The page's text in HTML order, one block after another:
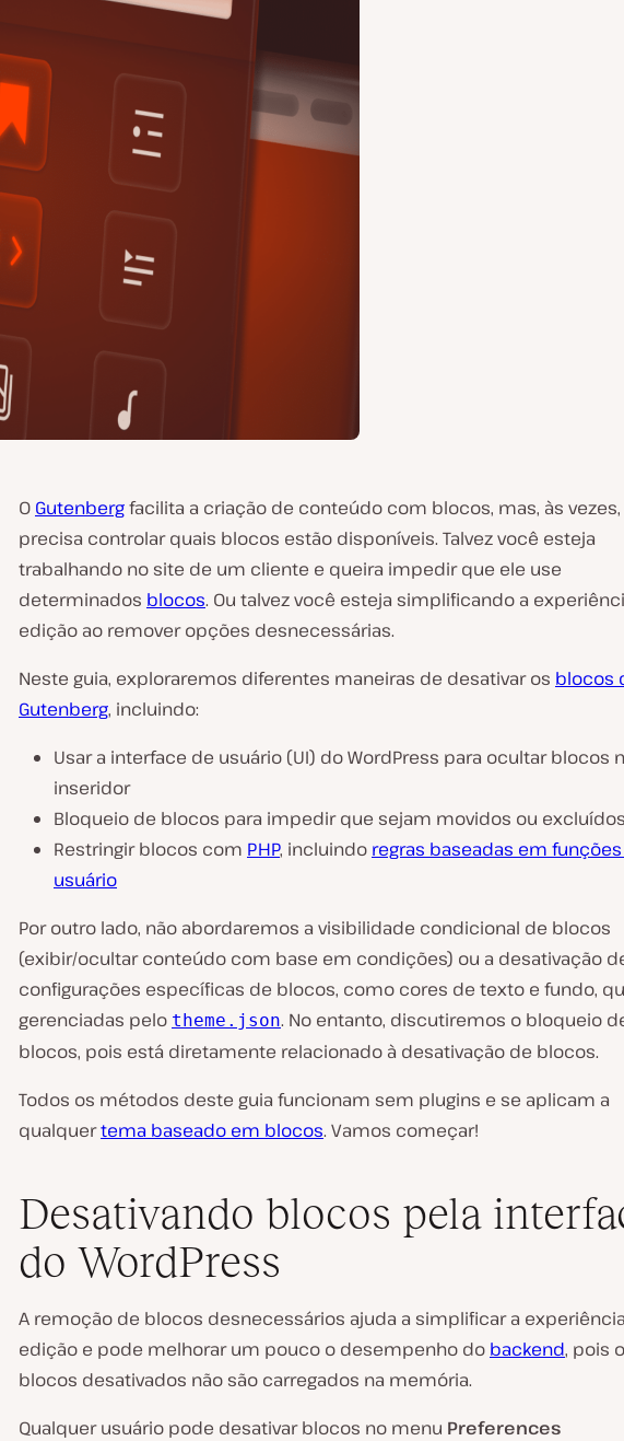
O Gutenbergfacilita a criação de conteúdo com blocos, mas, às
precisa controlar quais blocos estão disponíveis. Talvez você esteja
trabalhando no site de um cliente e queira impedir que ele use
determinados blocos. Ou talvez você esteja simplificando a
edição ao remover opções desnecessárias.
Neste guia, exploraremos diferentes maneiras de desativar os blocos
Gutenberg, incluindo:
Usar a interface de usuário (UI) do WordPress para ocultar blocos
inseridor
Bloqueio de blocos para impedir que sejam movidos ou excluídos
Restringir blocos com PHP, incluindo regras baseadas em
usuário
Por outro lado, não abordaremos a visibilidade condicional de blocos
(exibir/ocultar conteúdo com base em condições) ou a desativação
configurações específicas de blocos, como cores de texto e fundo,
gerenciadas pelo theme.json. No entanto, discutiremos o bloqueio
blocos, pois está diretamente relacionado à desativação de blocos.
Todos os métodos deste guia funcionam sem plugins e se aplicam a
qualquertema baseado em blocos. Vamos começar!
Desativando blocos pela
do WordPress
A remoção de blocos desnecessários ajuda a simplificar a
edição e pode melhorar um pouco o desempenho do backend, pois
blocos desativados não são carregados na memória.
Qualquer usuário pode desativar blocos no menu Preferences